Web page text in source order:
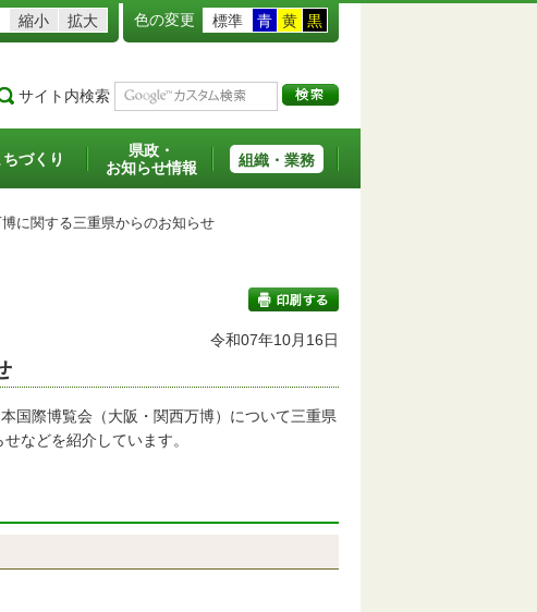
縮小 拡大 色の変更 標準 青 黄 黒
サイト内検索
ちづくり
県政・
お知らせ情報
組織・業務
に関する三重県からのお知らせ
印刷する
令和07年10月16日
国際博覧会（大阪・関西万博）について三重県
などを紹介しています。